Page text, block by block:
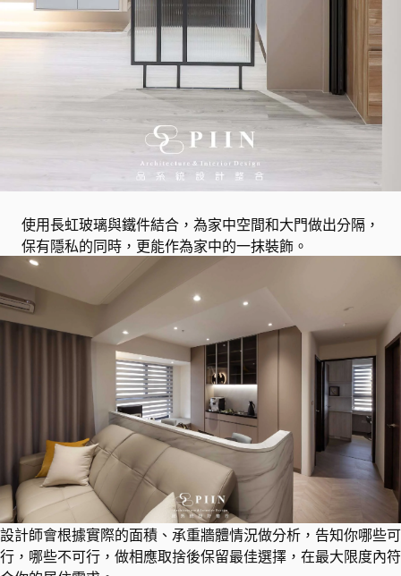
使用長虹玻璃與鐵件結合，為家中空間和大門做出分隔，
保有隱私的同時，更能作為家中的一抹裝飾。
設計師會根據實際的面積、承重牆體情況做分析，告知你哪些可
行，哪些不可行，做相應取捨後保留最佳選擇，在最大限度內符